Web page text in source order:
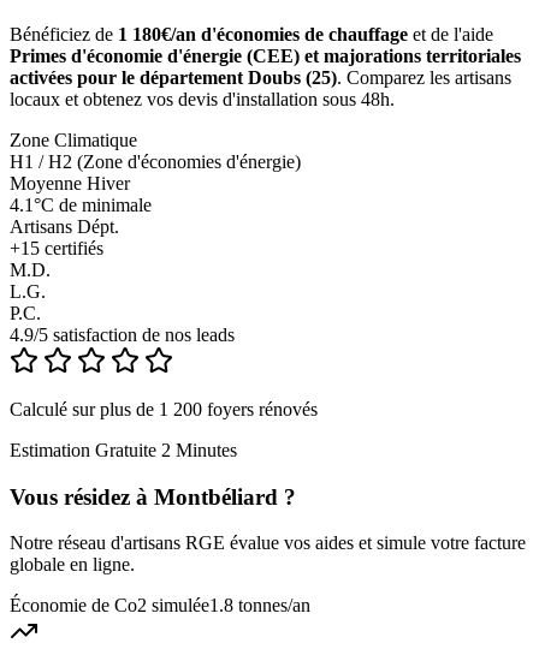
Bénéficiez de 1 180€/an d'économies de chauffage et de l'aide
Primes d'économie d'énergie (CEE) et majorations territoriales
activées pour le département Doubs (25). Comparez les artisans
locaux et obtenez vos devis d'installation sous 48h.
Zone Climatique
H1 / H2 (Zone d'économies d'énergie)
Moyenne Hiver
4.1°C de minimale
Artisans Dépt.
+15 certifiés
M.D.
L.G.
P.C.
4.9/5 satisfaction de nos leads
Calculé sur plus de 1 200 foyers rénovés
Estimation Gratuite 2 Minutes
Vous résidez à Montbéliard ?
Notre réseau d'artisans RGE évalue vos aides et simule votre facture
globale en ligne.
Économie de Co2 simulée1.8 tonnes/an